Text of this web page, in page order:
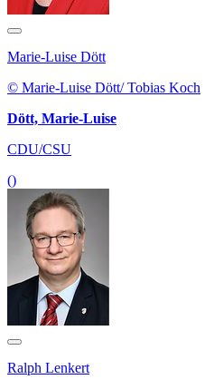
Marie-Luise Dött
© Marie-Luise Dött/ Tobias Koch
Dött, Marie-Luise
CDU/CSU
()
Ralph Lenkert